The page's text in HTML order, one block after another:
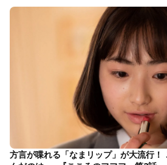
方言が喋れる「なまリップ」が大流行！